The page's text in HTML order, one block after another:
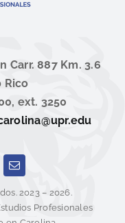
Carr. 887 Km. 3.6
Rico
ext. 3250
2023 – 2026.
Profesionales